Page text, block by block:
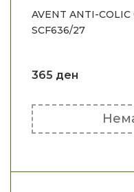
AVENT ANTI-COLIC
SCF636/27
365 ден